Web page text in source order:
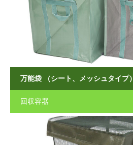
万能袋 （シート、メッシュタイプ）
回収容器